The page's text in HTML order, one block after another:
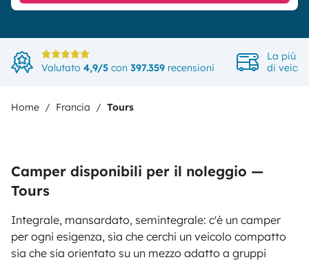
Valutato 4,9/5 con 397.359 recensioni
La più
di
Home Francia Tours
Camper disponibili per il noleggio —
Tours
Integrale, mansardato, semintegrale: c'è un camper
per ogni esigenza, sia che cerchi un veicolo compatto
sia che sia orientato su un mezzo adatto a gruppi